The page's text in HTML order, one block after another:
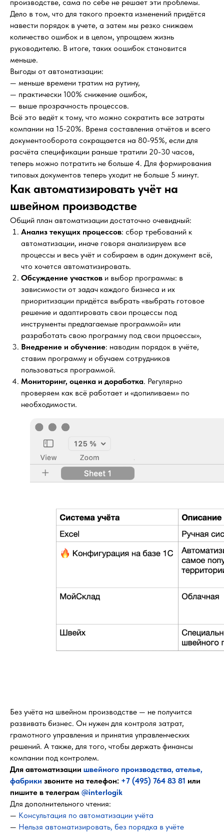
производстве, сама по себе не решает эти проблемы.
Дело в том, что для такого проекта изменений придётся
навести порядок в учете, а затем мы резко снижаем
количество ошибок и в целом, упрощаем жизнь
руководителю. В итоге, таких оошибок становится
меньше.
Выгоды от автоматизации:
— меньше времени тратим на рутину,
— практически 100% снижение ошибок,
— выше прозрачность процессов.
Всё это ведёт к тому, что можно сократить все затраты
компании на 15-20%. Время составления отчётов и всего
документооборота сокращается на 80-95%, если для
расчёта спецификации раньше тратили 20-30 часов,
теперь можно потратить не больше 4. Для формирования
типовых документов теперь уходит не больше 5 минут.
Как автоматизировать учёт на
швейном производстве
Общий план автоматизации достаточно очевидный:
Анализ текущих процессов: сбор требований к
автоматизации, иначе говоря анализируем все
процессы и весь учёт и собираем в один документ всё,
что хочется автоматизировать.
Обсуждение участков и выбор программы: в
зависимости от задач каждого бизнеса и их
приоритизации придётся выбрать «выбрать готовое
решение и адаптировать свои процессы под
инструменты предлагаемые программой» или
разработать свою программу под свои прцоессы»,
Внедрение и обучение: наводим порядок в учёте,
ставим программу и обучаем сотрудников
пользоваться программой.
Мониторинг, оценка и доработка. Регулярно
проверяем как всё работает и «допиливаем» по
необходимости.
Без учёта на швейном производстве — не получится
развивать бизнес. Он нужен для контроля затрат,
грамотного управления и принятия управленческих
решений. А также, для того, чтобы держать финансы
компании под контролем.
Для автоматизации швейного производства, ателье,
фабрики звоните на телефон: +7 (495) 764 83 81 или
пишите в телеграм @interlogik
Для дополнительного чтения:
— Консультация по автоматизации учёта
— Нельзя автоматизировать, без порядка в учёте